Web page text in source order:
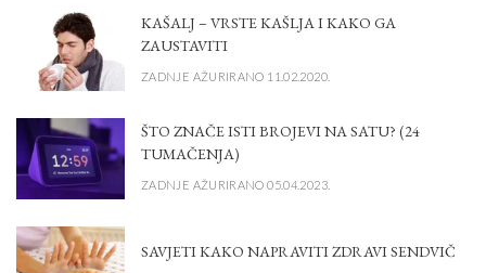
KAŠALJ – VRSTE KAŠLJA I KAKO GA
ZAUSTAVITI
ZADNJE AŽURIRANO 11.02.2020.
ŠTO ZNAČE ISTI BROJEVI NA SATU? (24
TUMAČENJA)
ZADNJE AŽURIRANO 05.04.2023.
SAVJETI KAKO NAPRAVITI ZDRAVI SENDVIČ